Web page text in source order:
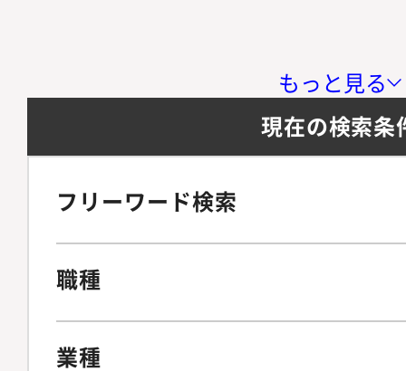
もっと見る
現在の検索条
フリーワード検索
職種
業種